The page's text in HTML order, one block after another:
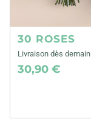
30 ROSES
Livraison dès demain
30,90 €